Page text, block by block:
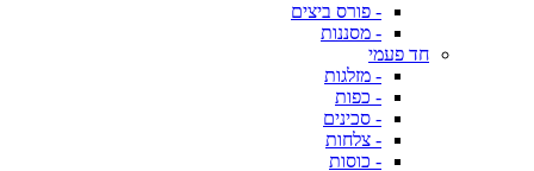
- פורס ביצים
- מסננות
חד פעמי
- מזלגות
- כפות
- סכינים
- צלחות
- כוסות